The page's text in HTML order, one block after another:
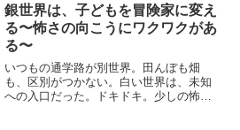
てある車は雪をすっぽりと...
銀世界は、子どもを冒険家に変え
る〜怖さの向こうにワクワクがあ
る〜
いつもの通学路が別世界。田んぼも畑
も、区別がつかない。白い世界は、未知
への入口だった。ドキドキ。少しの怖